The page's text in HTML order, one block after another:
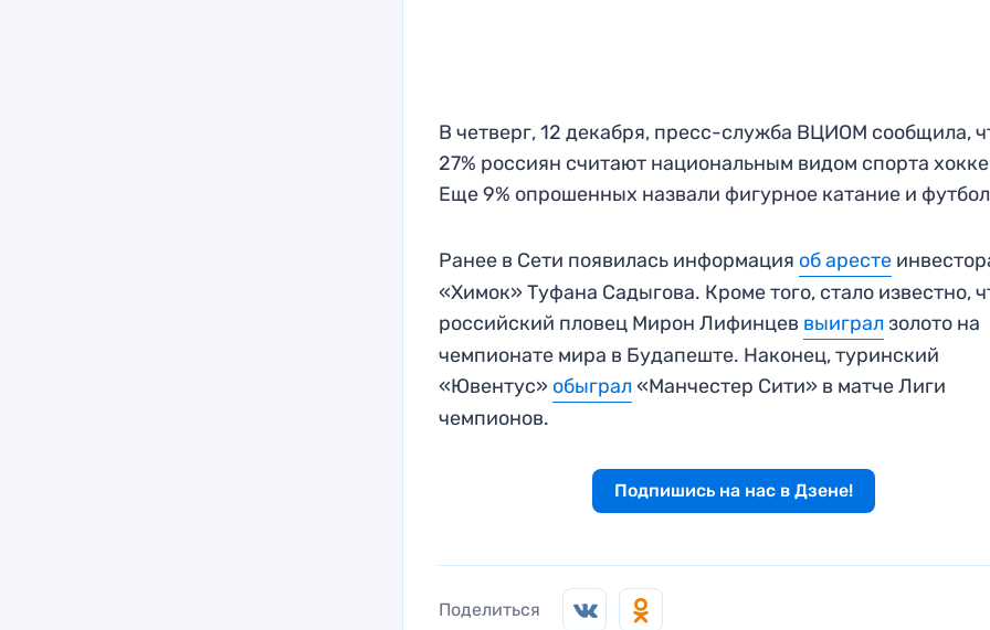
В четверг, 12 декабря, пресс-служба ВЦИОМ сообщила,
27% россиян считают национальным видом спорта
Еще 9% опрошенных назвали фигурное катание и
Ранее в Сети появилась информация об аресте
«Химок» Туфана Садыгова. Кроме того, стало известно,
российский пловец Мирон Лифинцев выигралзолото на
чемпионате мира в Будапеште. Наконец, туринский
«Ювентус» обыграл«Манчестер Сити» в матче Лиги
чемпионов.
Подпишись на нас в Дзене!
Поделиться